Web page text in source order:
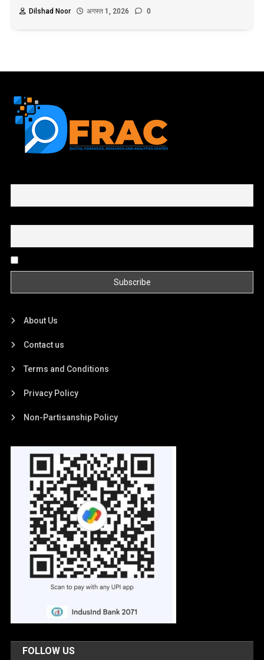
Dilshad Noor
अगस्त 1, 2026 0
About Us
Contact us
Terms and Conditions
Privacy Policy
Non-Partisanship Policy
FOLLOW US